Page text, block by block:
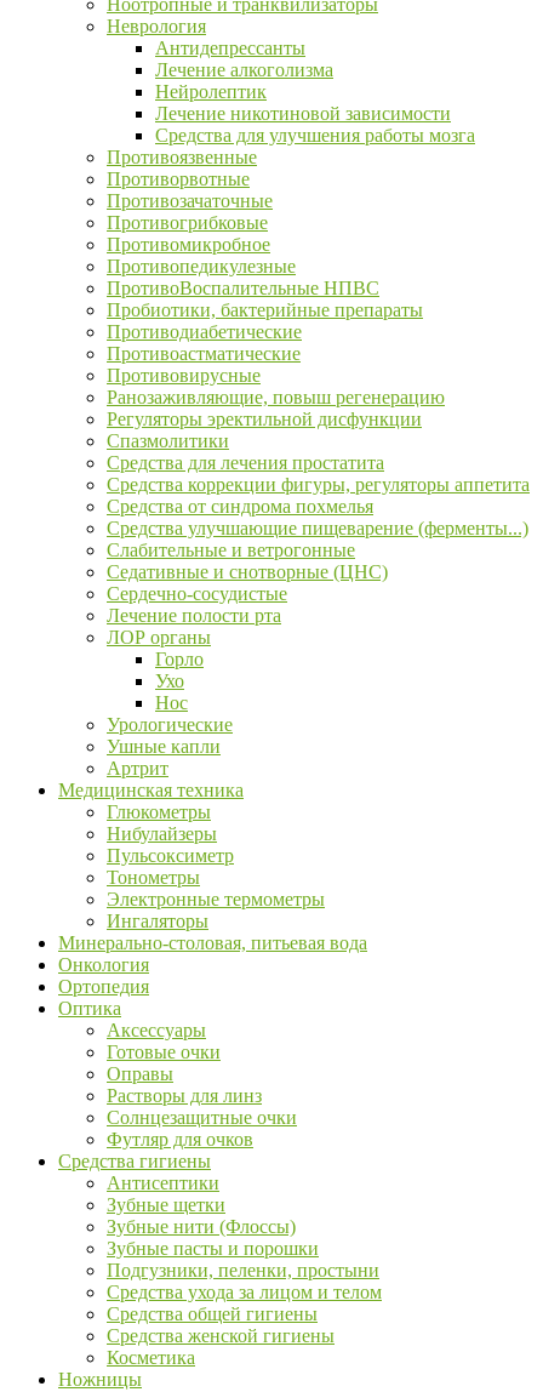
Ноотропные и транквилизаторы
Неврология
Антидепрессанты
Лечение алкоголизма
Нейролептик
Лечение никотиновой зависимости
Средства для улучшения работы мозга
Противоязвенные
Противорвотные
Противозачаточные
Противогрибковые
Противомикробное
Противопедикулезные
ПротивоВоспалительные НПВС
Пробиотики, бактерийные препараты
Противодиабетические
Противоастматические
Противовирусные
Ранозаживляющие, повыш регенерацию
Регуляторы эректильной дисфункции
Спазмолитики
Средства для лечения простатита
Средства коррекции фигуры, регуляторы аппетита
Средства от синдрома похмелья
Средства улучшающие пищеварение (ферменты...)
Слабительные и ветрогонные
Седативные и снотворные (ЦНС)
Сердечно-сосудистые
Лечение полости рта
ЛОР органы
Горло
Ухо
Нос
Урологические
Ушные капли
Артрит
Медицинская техника
Глюкометры
Нибулайзеры
Пульсоксиметр
Тонометры
Электронные термометры
Ингаляторы
Минерально-столовая, питьевая вода
Онкология
Ортопедия
Оптика
Аксессуары
Готовые очки
Оправы
Растворы для линз
Солнцезащитные очки
Футляр для очков
Средства гигиены
Антисептики
Зубные щетки
Зубные нити (Флоссы)
Зубные пасты и порошки
Подгузники, пеленки, простыни
Средства ухода за лицом и телом
Средства общей гигиены
Средства женской гигиены
Косметика
Ножницы